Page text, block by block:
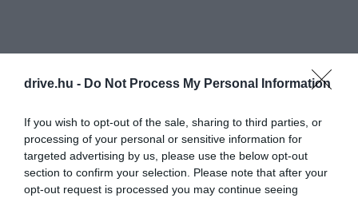
drive.hu - Do Not Process My Personal Information
If you wish to opt-out of the sale, sharing to third parties, or
processing of your personal or sensitive information for
targeted advertising by us, please use the below opt-out
section to confirm your selection. Please note that after your
opt-out request is processed you may continue seeing